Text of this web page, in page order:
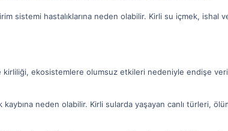
sistemi hastalıklarına neden olabilir. Kirli su içmek, ishal
kirliliği, ekosistemlere olumsuz etkileri nedeniyle endişe
neden olabilir. Kirli sularda yaşayan canlı türleri,